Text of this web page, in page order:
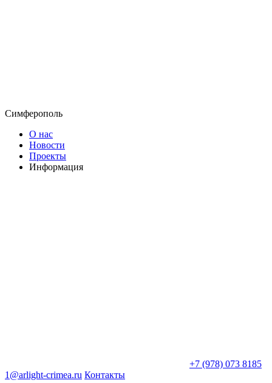
Симферополь
О нас
Новости
Проекты
Информация
+7 (978) 073 8185
1@arlight-crimea.ru Контакты